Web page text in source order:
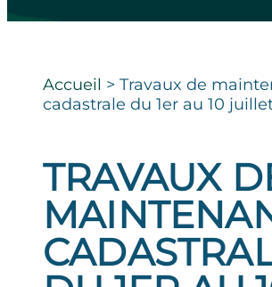
Accueil > Travaux de
cadastrale du 1er au 10
TRAVAUX